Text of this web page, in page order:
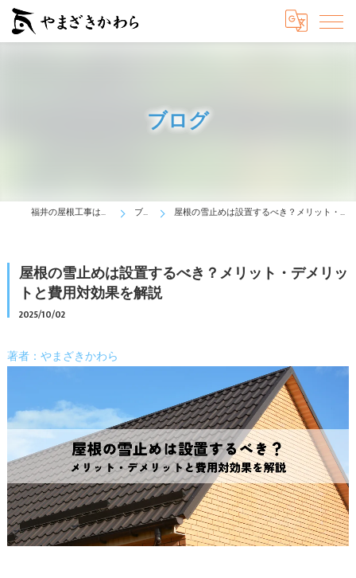
ブログ
福井の屋根工事はやまざきかわら ブログ 屋根の雪止めは設置するべき？メリット・デメリットと費用対効果を解説
屋根の雪止めは設置するべき？メリット・デメリッ
トと費用対効果を解説
2025/10/02
著者：やまざきかわら